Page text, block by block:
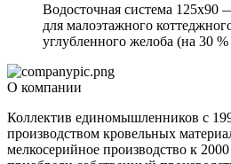
Водосточная система 125х90
для малоэтажного
углубленного желоба (на 30
О компании
Коллектив единомышленников с
производством кровельных
мелкосерийное производство к